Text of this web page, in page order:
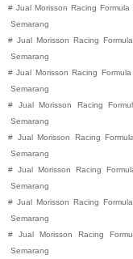
# Jual Morisson Racing
Semarang
# Jual Morisson Racing
Semarang
# Jual Morisson Racing
Semarang
#
Jual Morisson Racing
Semarang
# Jual Morisson Racing
Semarang
# Jual Morisson Racing
Semarang
# Jual Morisson Racing
Semarang
#
Jual Morisson Racing
Semarang